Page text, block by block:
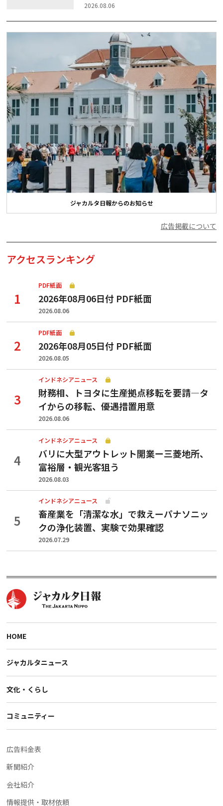
2026.08.06
ジャカルタ日報からのお知らせ
広告掲載について
アクセスランキング
PDF紙面
2026年08月06日付 PDF紙面
2026.08.06
PDF紙面
2026年08月05日付 PDF紙面
2026.08.05
インドネシアニュース
財務相、トヨタに生産拠点移転を要請—タ
イからの移転、優遇措置用意
2026.08.06
インドネシアニュース
バリに大型アウトレット開業ー三菱地所、
富裕層・観光客狙う
2026.08.03
インドネシアニュース
畜産業を「清潔な水」で救えーパナソニッ
クの浄化装置、実験で効果確認
2026.07.29
HOME
ジャカルタニュース
文化・くらし
コミュニティー
広告料金表
新聞紹介
会社紹介
情報提供・取材依頼